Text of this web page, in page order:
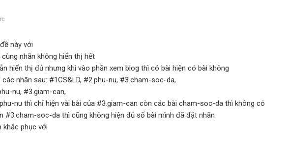
này với
nhãn không hiển thị hết
hiển thị đủ nhưng khi vào phần xem blog thì có bài hiện có bài không
nhãn sau: #1CS&LD, #2.phu-nu, #3.cham-soc-da,
nu, #3.giam-can,
nu thì chỉ hiện vài bài của #3.giam-can còn các bài cham-soc-da thì không có
#3.cham-soc-da thì cũng không hiện đủ số bài mình đã đặt nhãn
khắc phục với